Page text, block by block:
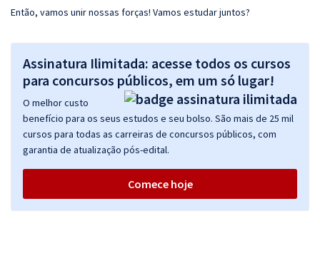
Então, vamos unir nossas forças! Vamos estudar juntos?
Assinatura Ilimitada: acesse todos os cursos
para concursos públicos, em um só lugar!
O melhor custo
benefício para os seus estudos e seu bolso. São mais de 25 mil
cursos para todas as carreiras de concursos públicos, com
garantia de atualização pós-edital.
Comece hoje